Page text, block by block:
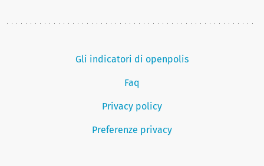
Gli indicatori di openpolis
Faq
Privacy policy
Preferenze privacy